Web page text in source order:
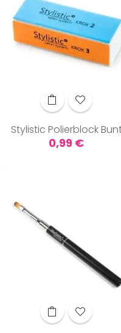
Stylistic Polierblock
Preis
0,99 €